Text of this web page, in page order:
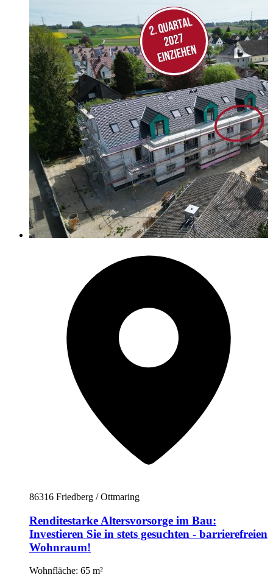
86316 Friedberg / Ottmaring
Renditestarke Altersvorsorge im Bau:
Investieren Sie in stets gesuchten - barrierefreien
Wohnraum!
Wohnfläche: 65 m²